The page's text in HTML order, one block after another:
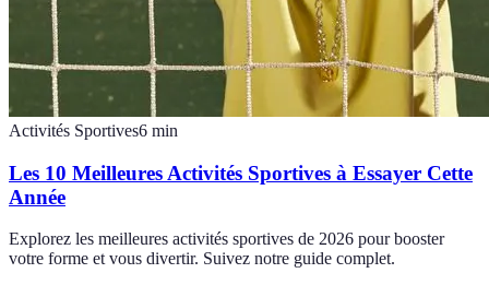
Activités Sportives6 min
Les 10 Meilleures Activités Sportives à Essayer Cette
Année
Explorez les meilleures activités sportives de 2026 pour booster
votre forme et vous divertir. Suivez notre guide complet.